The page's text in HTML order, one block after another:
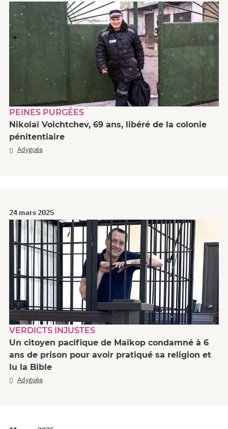
PEINES PURGÉES
Nikolaï Voichtchev, 69 ans, libéré de la colonie
pénitentiaire
Adyguéa
24 mars 2025
VERDICTS INJUSTES
Un citoyen pacifique de Maïkop condamné à 6
ans de prison pour avoir pratiqué sa religion et
lu la Bible
Adyguéa